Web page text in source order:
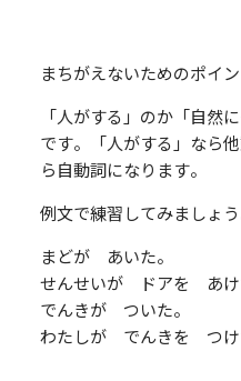
まちがえないためのポイ
「人がする」のか「自然
です。「人がする」なら
ら自動詞になります。
例文で練習してみましょう
まどが あいた。
せんせいが ドアを あけ
でんきが ついた。
わたしが でんきを つけ